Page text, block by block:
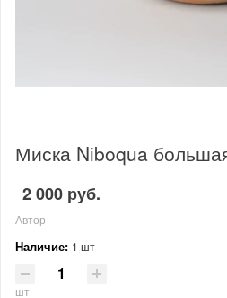
Миска Niboqua
2 000 руб.
Автор
Наличие: 1 шт
шт